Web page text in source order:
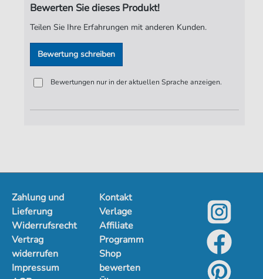
Bewerten Sie dieses Produkt!
Teilen Sie Ihre Erfahrungen mit anderen Kunden.
Bewertung schreiben
Bewertungen nur in der aktuellen Sprache anzeigen.
Zahlung und
Lieferung
Widerrufsrecht
Vertrag
widerrufen
Impressum
Kontakt
Verlage
Affiliate
Programm
Shop
bewerten